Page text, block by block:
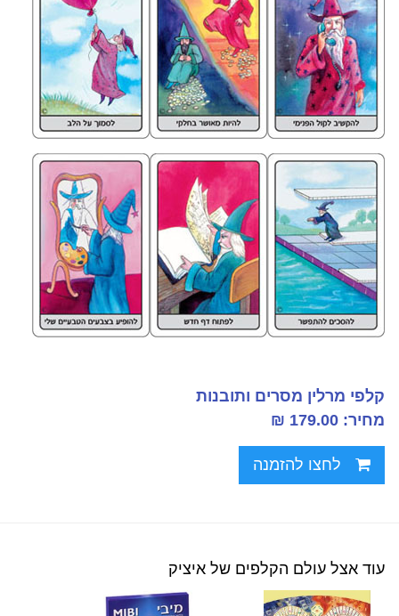
קלפי מרלין מסרים ותובנות
מחיר: 179.00 ₪
לחצו להזמנה
עוד אצל עולם הקלפים של איציק